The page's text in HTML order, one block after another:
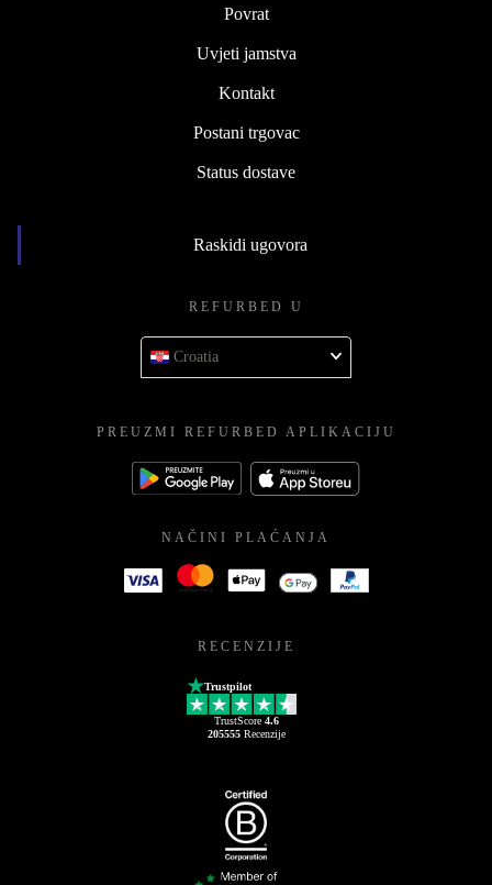
Povrat
Uvjeti jamstva
Kontakt
Postani trgovac
Status dostave
Raskidi ugovora
REFURBED U
Croatia
PREUZMI REFURBED APLIKACIJU
NAČINI PLAĆANJA
RECENZIJE
Trustpilot
TrustScore 4.6
205555Recenzije